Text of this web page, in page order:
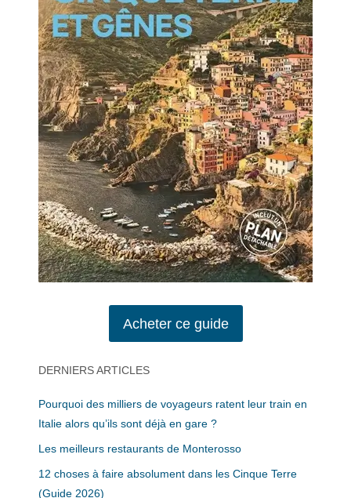
Acheter ce guide
DERNIERS ARTICLES
Pourquoi des milliers de voyageurs ratent leur train en
Italie alors qu’ils sont déjà en gare ?
Les meilleurs restaurants de Monterosso
12 choses à faire absolument dans les Cinque Terre
(Guide 2026)